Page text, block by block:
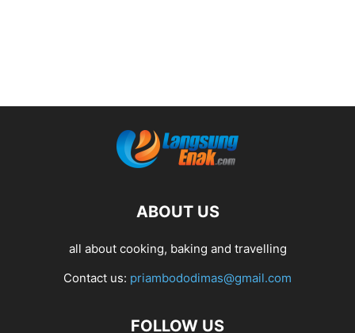
ABOUT US
all about cooking, baking and travelling
Contact us: priambododimas@gmail.com
FOLLOW US